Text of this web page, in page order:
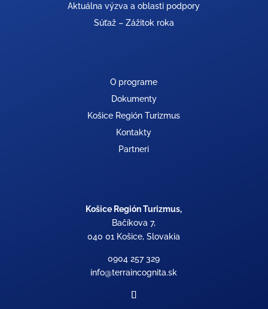
Aktuálna výzva a oblasti podpory
Súťaž – Zážitok roka
O programe
Dokumenty
Košice Región Turizmus
Kontakty
Partneri
Košice Región Turizmus,
Bačíkova 7,
040 01 Košice, Slovakia
0904 257 329
info@terraincognita.sk